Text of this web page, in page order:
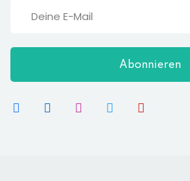
Abonnieren